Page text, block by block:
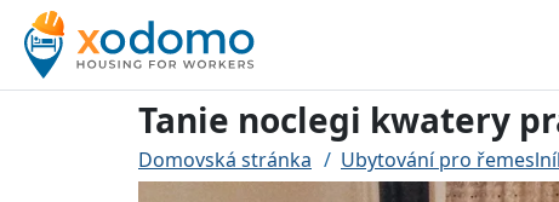
Tanie noclegi kwatery
Domovská stránka Ubytování pro